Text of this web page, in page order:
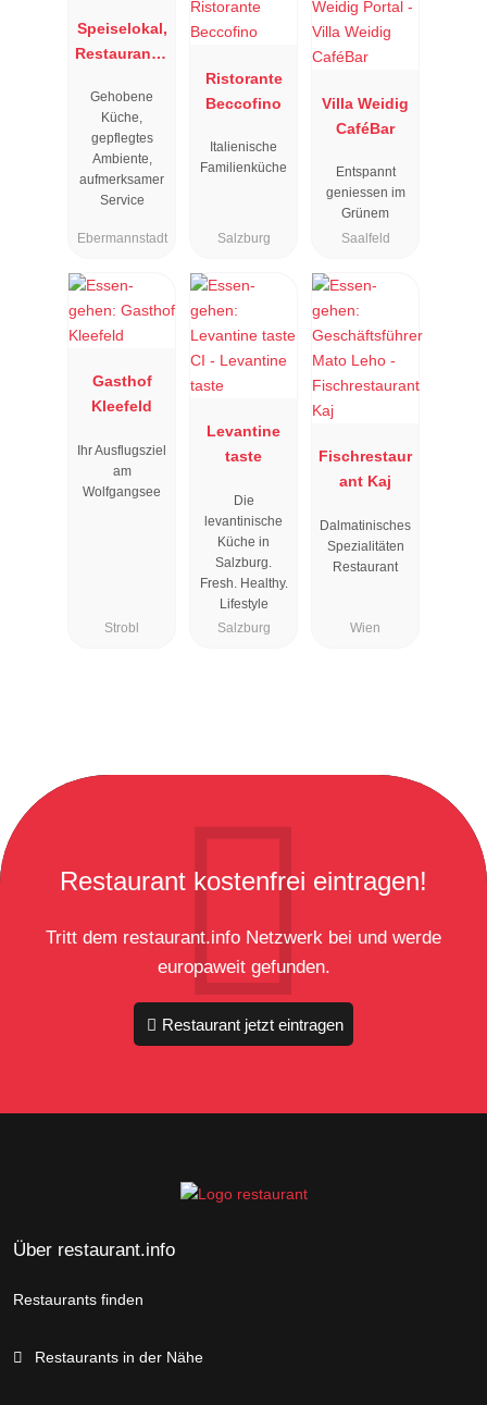
Speiselokal,
Restaurant "
"
Gehobene
Küche,
gepflegtes
Ambiente,
aufmerksamer
Service
Ebermannstadt
Ristorante
Beccofino
Italienische
Familienküche
Salzburg
Villa Weidig
CaféBar
Entspannt
geniessen im
Grünem
Saalfeld
Gasthof
Kleefeld
Ihr Ausflugsziel
am
Wolfgangsee
Strobl
Levantine
taste
Die
levantinische
Küche in
Salzburg.
Fresh. Healthy.
Lifestyle
Salzburg
Fischrestaur
ant Kaj
Dalmatinisches
Spezialitäten
Restaurant
Wien
Restaurant kostenfrei eintragen!
Tritt dem restaurant.info Netzwerk bei und werde
europaweit gefunden.
Restaurant jetzt eintragen
Über restaurant.info
Restaurants finden
Restaurants in der Nähe